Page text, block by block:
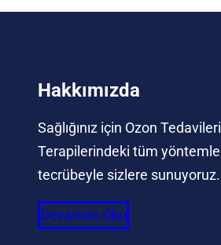
Hakkımızda
Sağlığınız için Ozon
Terapilerindeki tüm
tecrübeyle sizlere sunuyoruz.
Devamını Oku